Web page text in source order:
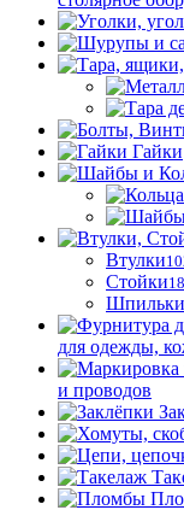
Гайки
Втулки
Стойки18
Шпильки
для одежды,
и проводов